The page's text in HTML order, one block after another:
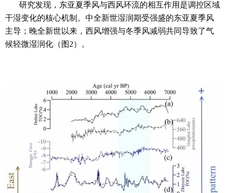
研究发现，东亚夏季风与西风环流的相互作用是调控区域
干湿变化的核心机制。中全新世湿润期受强盛的东亚夏季风
主导；晚全新世以来，西风增强与冬季风减弱共同导致了气
候轻微湿润化（图2）。